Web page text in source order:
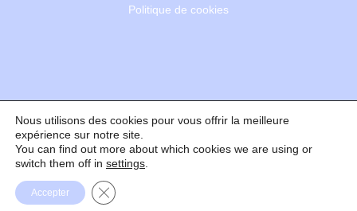
Politique de cookies
Recherche
Nous utilisons des cookies pour vous offrir la meilleure
expérience sur notre site.
You can find out more about which cookies we are using or
switch them off in settings
Accepter Fermer la bannière des cookies GDPR